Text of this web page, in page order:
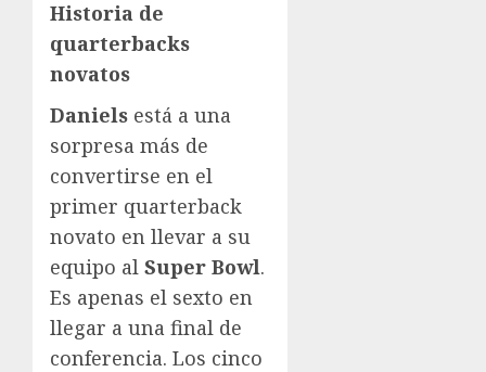
Historia de
quarterbacks
novatos
Daniels está a una
sorpresa más de
convertirse en el
primer quarterback
novato en llevar a su
equipo al Super Bowl.
Es apenas el sexto en
llegar a una final de
conferencia. Los cinco